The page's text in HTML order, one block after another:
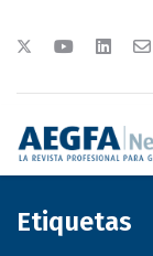
Etiquetas